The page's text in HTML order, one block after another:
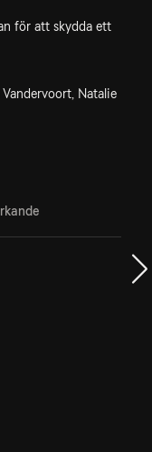
för att skydda ett
Vandervoort, Natalie